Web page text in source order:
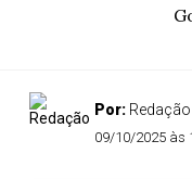
Por: Redação
09/10/2025 às